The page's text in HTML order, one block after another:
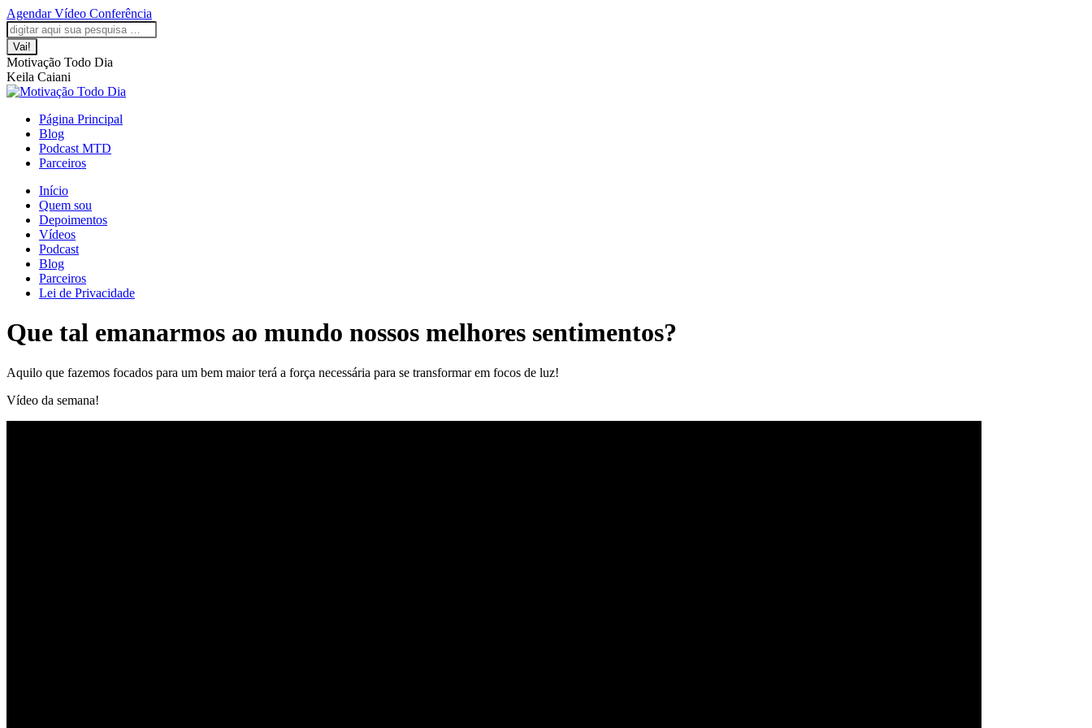
Saltar
para
o
conteúdo
Agendar Vídeo Conferência
A
página
Facebook
abre
numa
nova
janela
A
página
LinkedIn
abre
numa
nova
janela
A
página
Instagram
abre
numa
nova
janela
A
página
YouTube
abre
numa
nova
janela
A
página
WhatsApp
abre
numa
nova
janela
Pesquisar:
Motivação Todo Dia
Keila Caiani
Página Principal
Blog
Podcast MTD
Parceiros
Início
Quem sou
Depoimentos
Vídeos
Podcast
Blog
Parceiros
Lei de Privacidade
Que tal emanarmos ao mundo nossos melhores sentimentos?
Aquilo que fazemos focados para um bem maior terá a força necessária para se transformar em focos de luz!
Vídeo da semana!